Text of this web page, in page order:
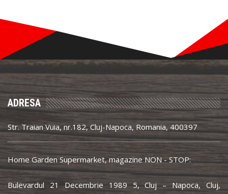
ADRESA
Str. Traian Vuia, nr.182, Cluj-Napoca, Romania, 400397
Home Garden Supermarket, magazine NON - STOP:
Bulevardul 21 Decembrie 1989 5, Cluj – Napoca, Cluj,